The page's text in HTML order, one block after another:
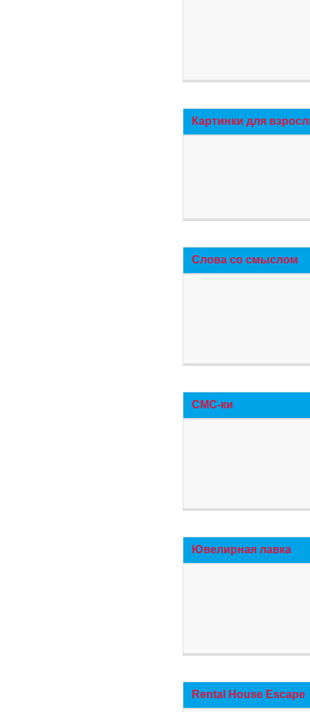
Картинки для
Слова со смыслом
СМС-ки
Ювелирная лавка
Rental House Escape